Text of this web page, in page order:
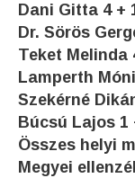
Dani Gitta 4 +
Dr. Sörös
Teket Melinda
Lamperth
Szekérné
Búcsú Lajos 1
Összes helyi
Megyei